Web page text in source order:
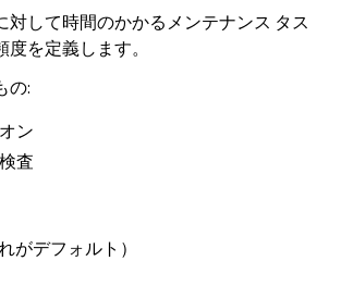
対して時間のかかるメンテナンス タス
を定義します。
の:
ン
査
がデフォルト）